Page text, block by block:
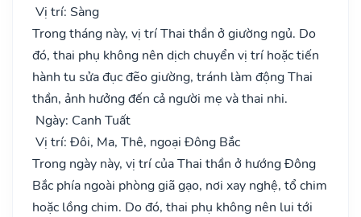
Vị trí: Sàng
Trong tháng này, vị trí Thai thần ở giường ngủ. Do
đó, thai phụ không nên dịch chuyển vị trí hoặc tiến
hành tu sửa đục đẽo giường, tránh làm động Thai
thần, ảnh hưởng đến cả người mẹ và thai nhi.
Ngày: Canh Tuất
Vị trí: Đôi, Ma, Thê, ngoại Đông Bắc
Trong ngày này, vị trí của Thai thần ở hướng Đông
Bắc phía ngoài phòng giã gạo, nơi xay nghệ, tổ chim
hoặc lồng chim. Do đó, thai phụ không nên lui tới